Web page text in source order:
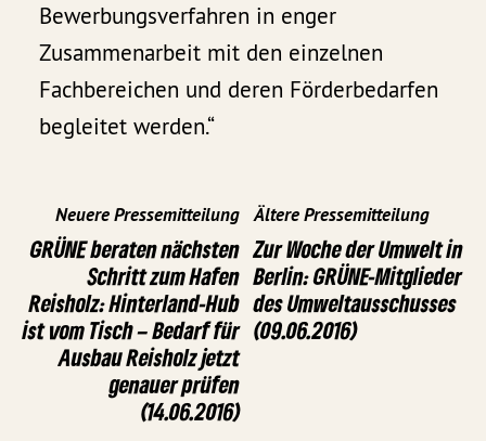
Bewerbungsverfahren in enger
Zusammenarbeit mit den einzelnen
Fachbereichen und deren Förderbedarfen
begleitet werden.“
Neuere Pressemitteilung
GRÜNE beraten nächsten
Schritt zum Hafen
Reisholz: Hinterland-Hub
ist vom Tisch – Bedarf für
Ausbau Reisholz jetzt
genauer prüfen
(14.06.2016)
Ältere Pressemitteilung
Zur Woche der Umwelt in
Berlin: GRÜNE-Mitglieder
des Umweltausschusses
(09.06.2016)